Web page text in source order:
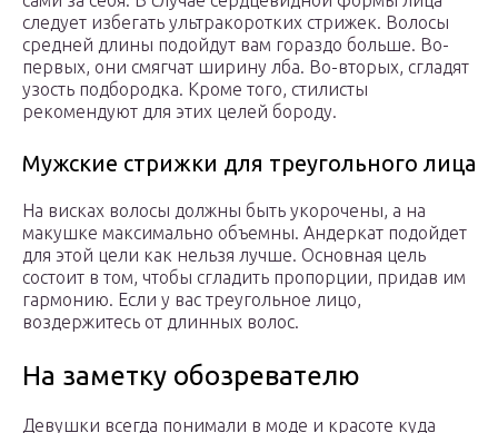
следует избегать ультракоротких стрижек. Волосы
средней длины подойдут вам гораздо больше. Во-
первых, они смягчат ширину лба. Во-вторых, сгладят
узость подбородка. Кроме того, стилисты
рекомендуют для этих целей бороду.
Мужские стрижки для треугольного лица
На висках волосы должны быть укорочены, а на
макушке максимально объемны. Андеркат подойдет
для этой цели как нельзя лучше. Основная цель
состоит в том, чтобы сгладить пропорции, придав им
гармонию. Если у вас треугольное лицо,
воздержитесь от длинных волос.
На заметку обозревателю
Девушки всегда понимали в моде и красоте куда